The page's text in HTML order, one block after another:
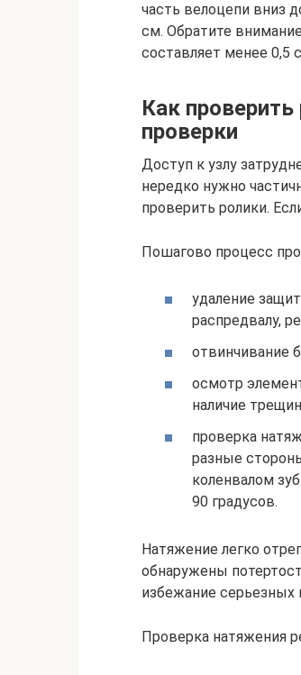
часть велоцепи вниз
см. Обратите
составляет менее 0,5
Как
проверки
Доступ к узлу
нередко нужно
проверить ролики.
Пошагово процесс
удаление
распредвалу,
отвинчивание
осмотр
наличие
проверка
разные
коленвалом
90 градусов.
Натяжение легко
обнаружены
избежание серьезных
Проверка натяжения